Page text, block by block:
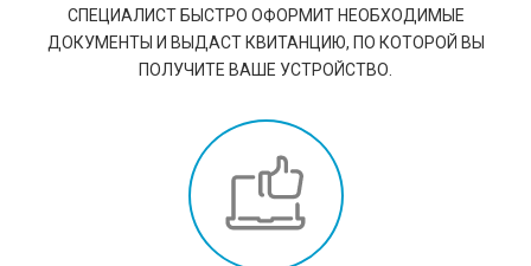
СПЕЦИАЛИСТ БЫСТРО ОФОРМИТ НЕОБХОДИМЫЕ
ДОКУМЕНТЫ И ВЫДАСТ КВИТАНЦИЮ, ПО КОТОРОЙ ВЫ
ПОЛУЧИТЕ ВАШЕ УСТРОЙСТВО.